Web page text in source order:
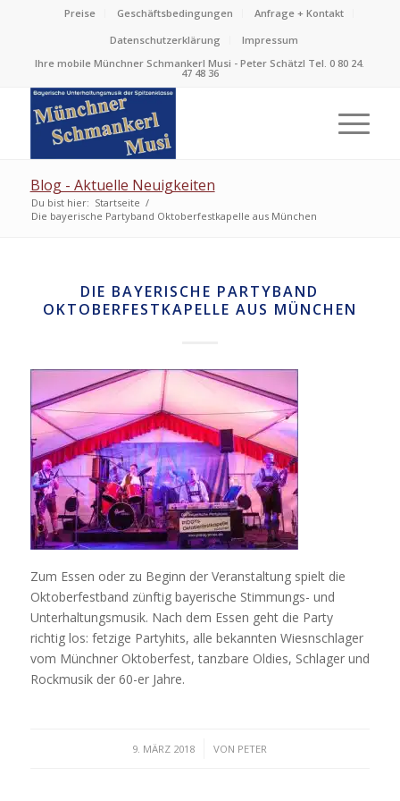
Preise Geschäftsbedingungen
Anfrage + Kontakt
Datenschutzerklärung
Impressum
Ihre mobile Münchner Schmankerl Musi - Peter Schätzl Tel. 0 80 24.
47 48 36
Blog - Aktuelle Neuigkeiten
Du bist hier: Startseite /
Die bayerische Partyband Oktoberfestkapelle aus München
DIE BAYERISCHE PARTYBAND
OKTOBERFESTKAPELLE AUS MÜNCHEN
Zum Essen oder zu Beginn der Veranstaltung spielt die
Oktoberfestband zünftig bayerische Stimmungs- und
Unterhaltungsmusik. Nach dem Essen geht die Party
richtig los: fetzige Partyhits, alle bekannten Wiesnschlager
vom Münchner Oktoberfest, tanzbare Oldies, Schlager und
Rockmusik der 60-er Jahre.
9. MÄRZ 2018
/ VON PETER